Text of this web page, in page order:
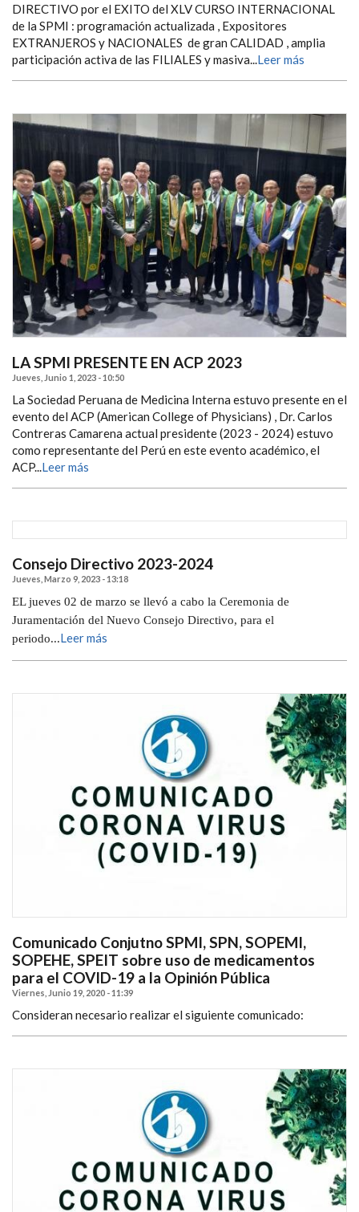
DIRECTIVO por el EXITO del XLV CURSO INTERNACIONAL
de la SPMI : programación actualizada , Expositores
EXTRANJEROS y NACIONALES de gran CALIDAD , amplia
participación activa de las FILIALES y masiva...Leer más
LA SPMI PRESENTE EN ACP 2023
Jueves, Junio 1, 2023 - 10:50
La Sociedad Peruana de Medicina Interna estuvo presente en el
evento del ACP (American College of Physicians) , Dr. Carlos
Contreras Camarena actual presidente (2023 - 2024) estuvo
como representante del Perú en este evento académico, el
ACP...Leer más
Consejo Directivo 2023-2024
Jueves, Marzo 9, 2023 - 13:18
EL jueves 02 de marzo se llevó a cabo la Ceremonia de
Juramentación del Nuevo Consejo Directivo, para el
periodo...Leer más
Comunicado Conjutno SPMI, SPN, SOPEMI,
SOPEHE, SPEIT sobre uso de medicamentos
para el COVID-19 a la Opinión Pública
Viernes, Junio 19, 2020 - 11:39
Consideran necesario realizar el siguiente comunicado: